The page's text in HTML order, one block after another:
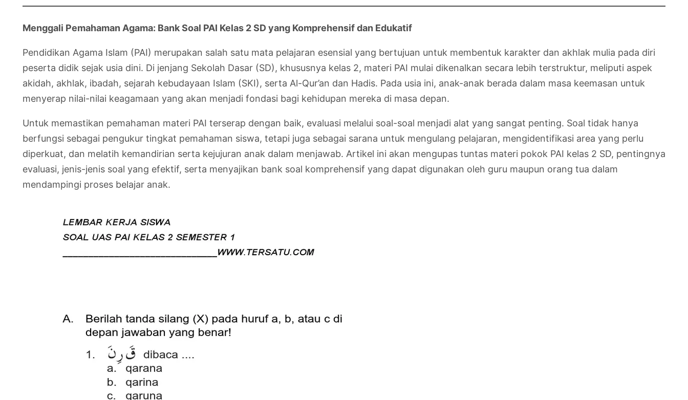
Menggali Pemahaman Agama: Bank Soal PAI Kelas 2 SD yang Komprehensif dan Edukatif
Pendidikan Agama Islam (PAI) merupakan salah satu mata pelajaran esensial yang bertujuan untuk membentuk karakter dan akhlak mulia pada diri
peserta didik sejak usia dini. Di jenjang Sekolah Dasar (SD), khususnya kelas 2, materi PAI mulai dikenalkan secara lebih terstruktur, meliputi aspek
akidah, akhlak, ibadah, sejarah kebudayaan Islam (SKI), serta Al-Qur’an dan Hadis. Pada usia ini, anak-anak berada dalam masa keemasan untuk
menyerap nilai-nilai keagamaan yang akan menjadi fondasi bagi kehidupan mereka di masa depan.
Untuk memastikan pemahaman materi PAI terserap dengan baik, evaluasi melalui soal-soal menjadi alat yang sangat penting. Soal tidak hanya
berfungsi sebagai pengukur tingkat pemahaman siswa, tetapi juga sebagai sarana untuk mengulang pelajaran, mengidentifikasi area yang perlu
diperkuat, dan melatih kemandirian serta kejujuran anak dalam menjawab. Artikel ini akan mengupas tuntas materi pokok PAI kelas 2 SD, pentingnya
evaluasi, jenis-jenis soal yang efektif, serta menyajikan bank soal komprehensif yang dapat digunakan oleh guru maupun orang tua dalam
mendampingi proses belajar anak.